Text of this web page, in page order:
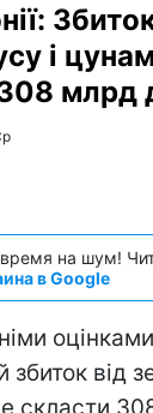
і
млрд
на шум!
в Google
збиток від
скласти